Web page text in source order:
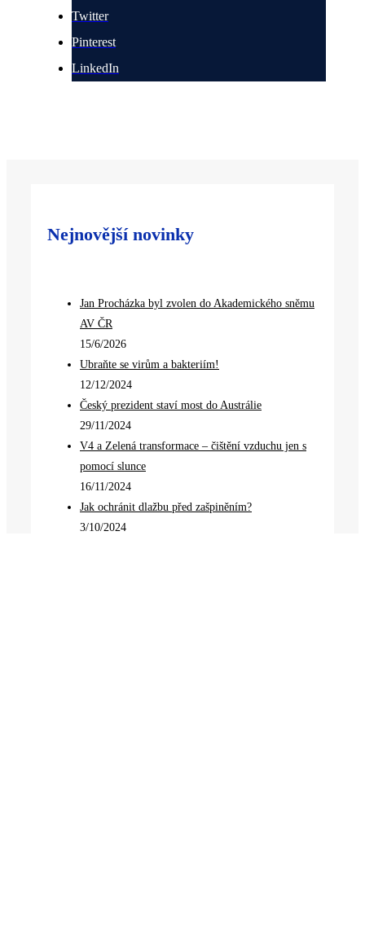
Twitter
Pinterest
LinkedIn
Nejnovější novinky
Jan Procházka byl zvolen do Akademického sněmu
AV ČR
15/6/2026
Ubraňte se virům a bakteriím!
12/12/2024
Český prezident staví most do Austrálie
29/11/2024
V4 a Zelená transformace – čištění vzduchu jen s
pomocí slunce
16/11/2024
Jak ochránit dlažbu před zašpiněním?
3/10/2024